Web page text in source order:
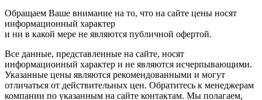
Обращаем Ваше внимание на то, что на сайте цены носят
информационный характер
и ни в какой мере не являются публичной офертой.
Все данные, представленные на сайте, носят
информационный характер и не являются исчерпывающими.
Указанные цены являются рекомендованными и могут
отличаться от действительных цен. Обратитесь к менеджерам
компании по указанным на сайте контактам. Мы полагаем,